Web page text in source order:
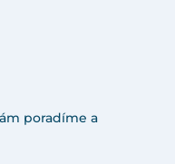
poradíme a